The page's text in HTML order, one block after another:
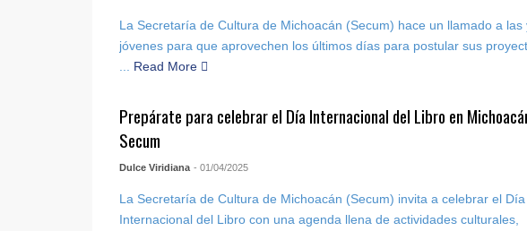
La Secretaría de Cultura de Michoacán (Secum) hace un llamado a las
jóvenes para que aprovechen los últimos días para postular sus
Read More
Prepárate para celebrar el Día Internacional del Libro en
Secum
Dulce Viridiana - 01/04/2025
La Secretaría de Cultura de Michoacán (Secum) invita a celebrar el Día
Internacional del Libro con una agenda llena de actividades culturales,